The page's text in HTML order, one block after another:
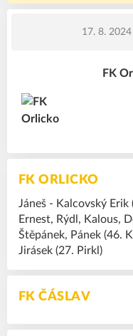
17. 8.
FK
FK ORLICKO
Jáneš - Kalcovský
Ernest, Rýdl, Kalous,
Štěpánek, Pánek (46.
Jirásek (27. Pirkl)
FK ČÁSLAV